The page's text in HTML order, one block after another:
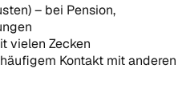
– bei Pension,
vielen Zecken
Kontakt mit anderen